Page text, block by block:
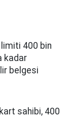
400 bin
kadar
belgesi
sahibi, 400